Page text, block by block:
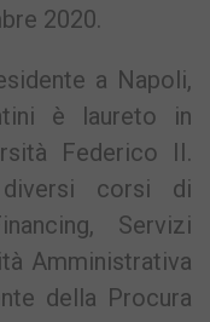
2020.
a Napoli,
è laureto in
Federico II.
corsi di
Servizi
Amministrativa
della Procura